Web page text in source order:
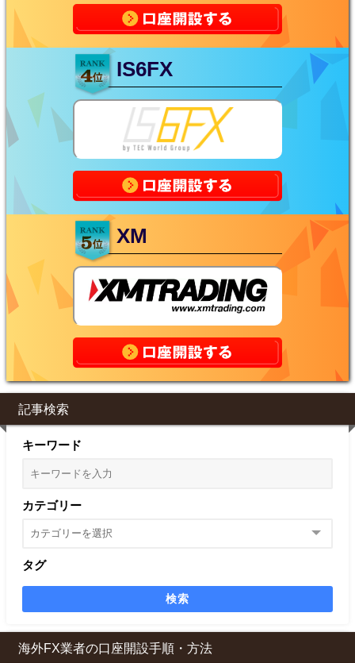
IS6FX
XM
記事検索
キーワード
カテゴリー
タグ
検索
海外FX業者の口座開設手順・方法